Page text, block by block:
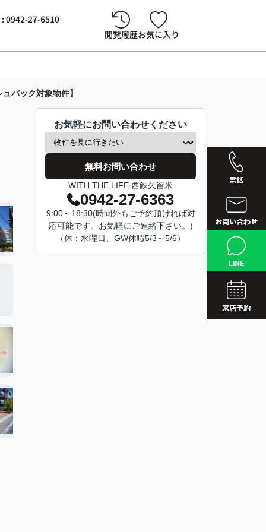
0942-27-6510
閲覧履歴お気に入り
西鉄久
JR久留
西鉄久
JR久留
バック対象物件】
お気軽にお問い合わせください
無料お問い合わせ
WITH THE LIFE 西鉄久留米
0942-27-6363
9:00～18:30(時間外もご予約頂ければ対
応可能です。お気軽にご連絡下さい。)
（休：水曜日、GW休暇5/3～5/6）